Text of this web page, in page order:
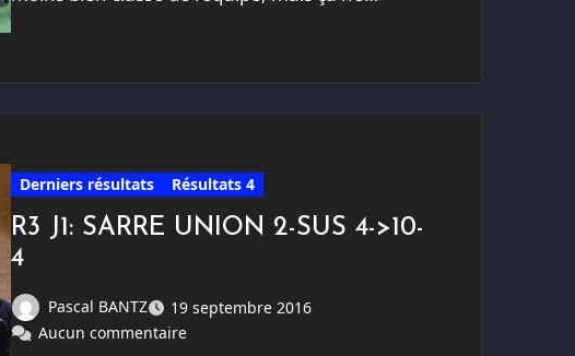
Derniers résultats Résultats 4
R3 J1: SARRE UNION 2-SUS 4->10-
4
Pascal BANTZ
19 septembre 2016
Aucun commentaire